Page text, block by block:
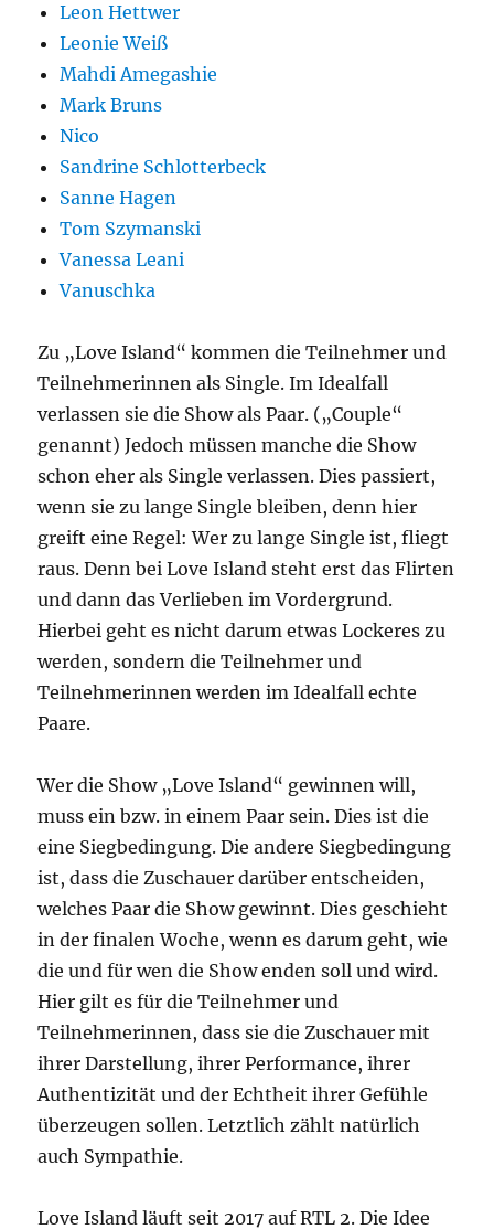
Leon Hettwer
Leonie Weiß
Mahdi Amegashie
Mark Bruns
Nico
Sandrine Schlotterbeck
Sanne Hagen
Tom Szymanski
Vanessa Leani
Vanuschka
Zu „Love Island“ kommen die Teilnehmer und
Teilnehmerinnen als Single. Im Idealfall
verlassen sie die Show als Paar. („Couple“
genannt) Jedoch müssen manche die Show
schon eher als Single verlassen. Dies passiert,
wenn sie zu lange Single bleiben, denn hier
greift eine Regel: Wer zu lange Single ist, fliegt
raus. Denn bei Love Island steht erst das Flirten
und dann das Verlieben im Vordergrund.
Hierbei geht es nicht darum etwas Lockeres zu
werden, sondern die Teilnehmer und
Teilnehmerinnen werden im Idealfall echte
Paare.
Wer die Show „Love Island“ gewinnen will,
muss ein bzw. in einem Paar sein. Dies ist die
eine Siegbedingung. Die andere Siegbedingung
ist, dass die Zuschauer darüber entscheiden,
welches Paar die Show gewinnt. Dies geschieht
in der finalen Woche, wenn es darum geht, wie
die und für wen die Show enden soll und wird.
Hier gilt es für die Teilnehmer und
Teilnehmerinnen, dass sie die Zuschauer mit
ihrer Darstellung, ihrer Performance, ihrer
Authentizität und der Echtheit ihrer Gefühle
überzeugen sollen. Letztlich zählt natürlich
auch Sympathie.
Love Island läuft seit 2017 auf RTL 2. Die Idee